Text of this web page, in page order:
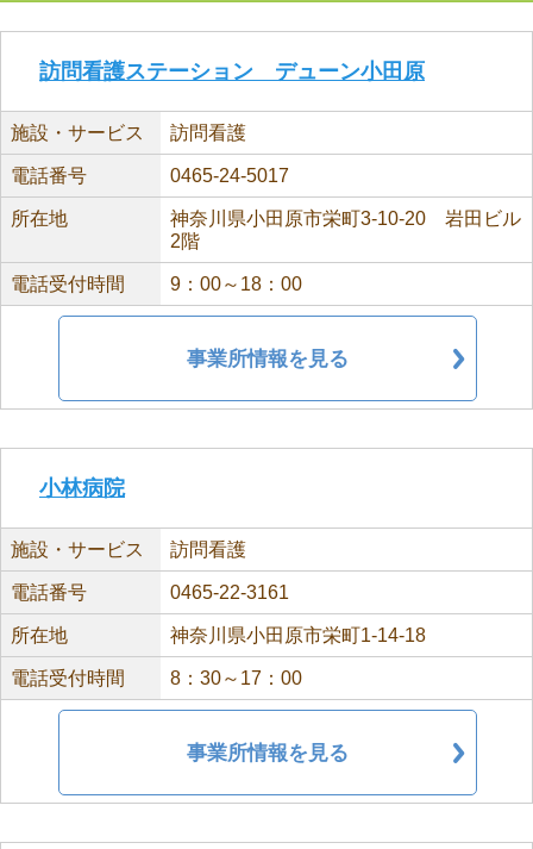
訪問看護ステーション デューン小田原
施設・サービス 訪問看護
電話番号 0465-24-5017
所在地
神奈川県小田原市栄町3-10-20 岩田ビル
2階
電話受付時間 9：00～18：00
事業所情報を見る
小林病院
施設・サービス 訪問看護
電話番号 0465-22-3161
所在地 神奈川県小田原市栄町1-14-18
電話受付時間 8：30～17：00
事業所情報を見る